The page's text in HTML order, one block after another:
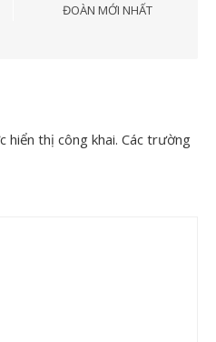
ĐOÀN MỚI NHẤT
hiển thị công khai. Các trường